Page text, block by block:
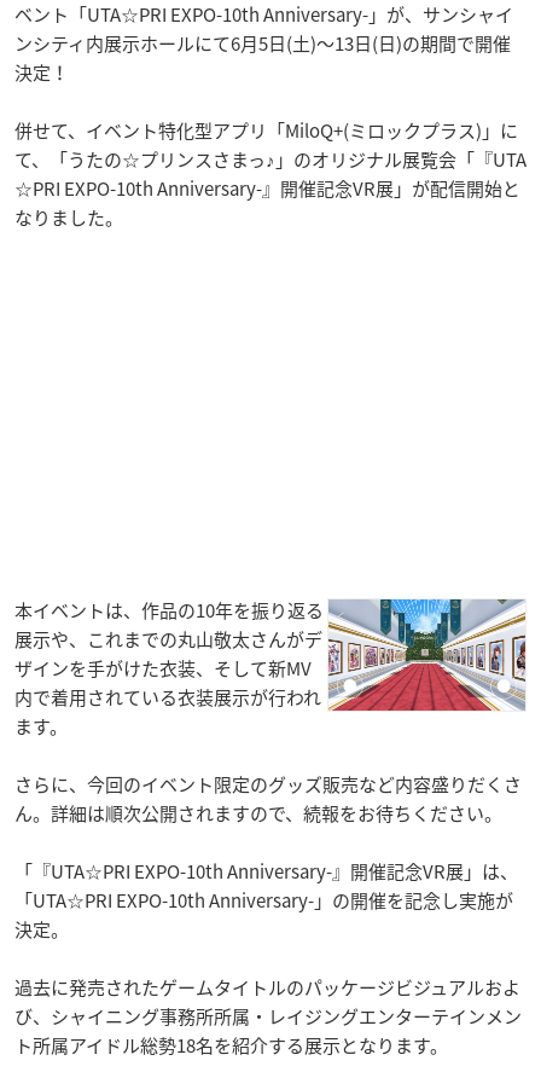
ベント「UTA☆PRI EXPO-10th Anniversary-」が、サンシャイ
ンシティ内展示ホールにて6月5日(土)～13日(日)の期間で開催
決定！
併せて、イベント特化型アプリ「MiloQ+(ミロックプラス)」に
て、「うたの☆プリンスさまっ♪」のオリジナル展覧会「『UTA
☆PRI EXPO-10th Anniversary-』開催記念VR展」が配信開始と
なりました。
本イベントは、作品の10年を振り返る
展示や、これまでの丸山敬太さんがデ
ザインを手がけた衣装、そして新MV
内で着用されている衣装展示が行われ
ます。
さらに、今回のイベント限定のグッズ販売など内容盛りだくさ
ん。詳細は順次公開されますので、続報をお待ちください。
「『UTA☆PRI EXPO-10th Anniversary-』開催記念VR展」は、
「UTA☆PRI EXPO-10th Anniversary-」の開催を記念し実施が
決定。
過去に発売されたゲームタイトルのパッケージビジュアルおよ
び、シャイニング事務所所属・レイジングエンターテインメン
ト所属アイドル総勢18名を紹介する展示となります。